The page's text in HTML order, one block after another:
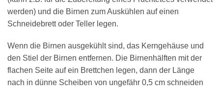
werden) und die Birnen zum Auskühlen auf einen
Schneidebrett oder Teller legen.
Wenn die Birnen ausgekühlt sind, das Kerngehäuse und
den Stiel der Birnen entfernen. Die Birnenhälften mit der
flachen Seite auf ein Brettchen legen, dann der Länge
nach in dünne Scheiben von ungefähr 0,5 cm schneiden